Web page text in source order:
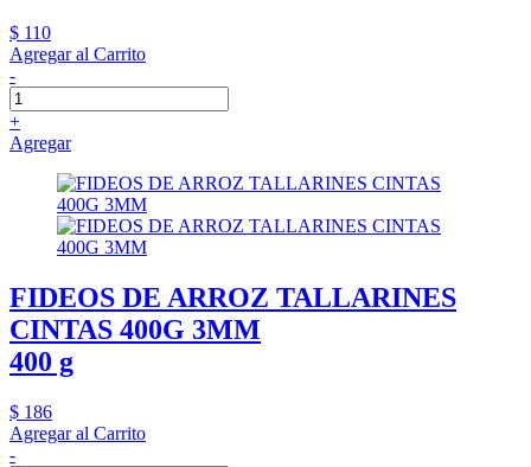
$ 110
Agregar al Carrito
-
+
Agregar
FIDEOS DE ARROZ TALLARINES
CINTAS 400G 3MM
400 g
$ 186
Agregar al Carrito
-